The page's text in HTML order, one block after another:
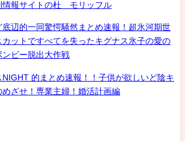
情報サイトの杜 モリッフル
辺的一同驚愕騒然まとめ速報！超氷河期世
ットですべてを失ったキグナス氷子の愛の
ビー脱出大作戦
NIGHT 的まとめ速報！！子供が欲しいど陰キ
めざせ！専業主婦！婚活計画編